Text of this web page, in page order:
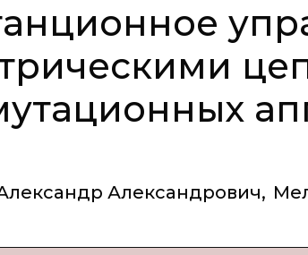
Александрович,